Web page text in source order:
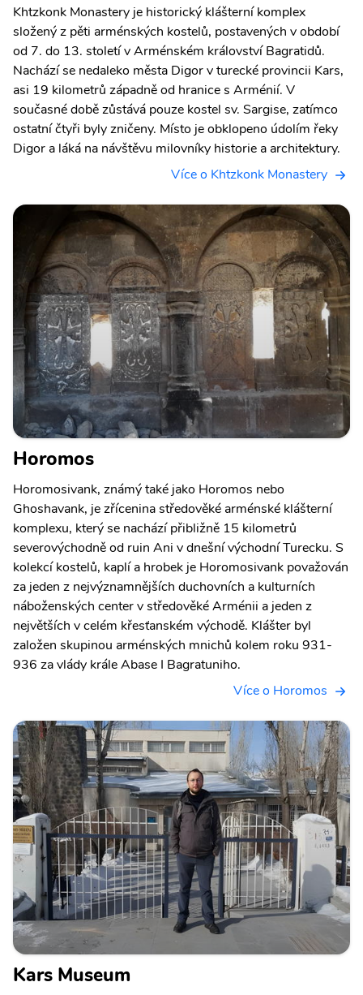
Khtzkonk Monastery je historický klášterní komplex
složený z pěti arménských kostelů, postavených v období
od 7. do 13. století v Arménském království Bagratidů.
Nachází se nedaleko města Digor v turecké provincii Kars,
asi 19 kilometrů západně od hranice s Arménií. V
současné době zůstává pouze kostel sv. Sargise, zatímco
ostatní čtyři byly zničeny. Místo je obklopeno údolím řeky
Digor a láká na návštěvu milovníky historie a architektury.
Více o Khtzkonk Monastery
Horomos
Horomosivank, známý také jako Horomos nebo
Ghoshavank, je zřícenina středověké arménské klášterní
komplexu, který se nachází přibližně 15 kilometrů
severovýchodně od ruin Ani v dnešní východní Turecku. S
kolekcí kostelů, kaplí a hrobek je Horomosivank považován
za jeden z nejvýznamnějších duchovních a kulturních
náboženských center v středověké Arménii a jeden z
největších v celém křesťanském východě. Klášter byl
založen skupinou arménských mnichů kolem roku 931-
936 za vlády krále Abase I Bagratuniho.
Více o Horomos
Kars Museum